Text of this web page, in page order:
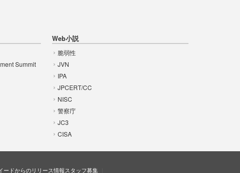
Summit
Web小説
脆弱性
JVN
IPA
JPCERT/CC
NISC
警察庁
JC3
CISA
ードからのリリース情報スタッフ募集